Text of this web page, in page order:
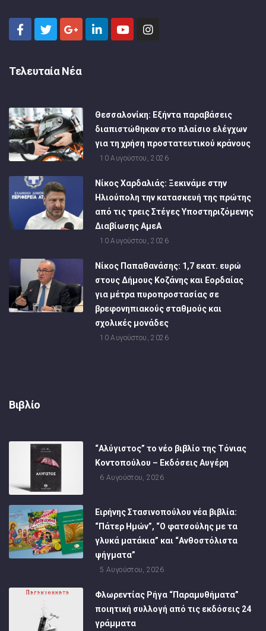
Τελευταία Νέα
Θεσσαλονίκη: Εξήντα παραβάσεις
διαπιστώθηκαν στο πλαίσιο ελέγχων
για τη χρήση προστατευτικού κράνους
10 Αυγούστου, 2026
Νίκος Χαρδαλιάς: Ξεκινάμε στην
Ηλιούπολη την κατασκευή της πρώτης
από τις τρεις Στέγες Υποστηριζόμενης
Διαβίωσης ΑμεΑ
10 Αυγούστου, 2026
Νίκος Παπαθανάσης: 1,7 εκατ. ευρώ
στους Δήμους Κοζάνης και Εορδαίας
για μέτρα πυροπροστασίας σε
βρεφονηπιακούς σταθμούς και
σχολικές μονάδες
10 Αυγούστου, 2026
Βιβλίο
“Αλύγιστος” το νέο βιβλίο της Τόνιας
Κοντοπούλου – Εκδόσεις Αυγέρη
6 Αυγούστου, 2026
Ειρήνης Στασινοπούλου νέα βιβλία:
“Πάτερ Ημών”, “Ο φατσούλης με τα
γλυκά ματάκια” και “Ανθοστόλιστα
ψήγματα”
5 Αυγούστου, 2026
Φλωρεντίας Ρήγα “Παραμυθήματα”
ποιητική συλλογή από τις εκδόσεις 24
γράμματα